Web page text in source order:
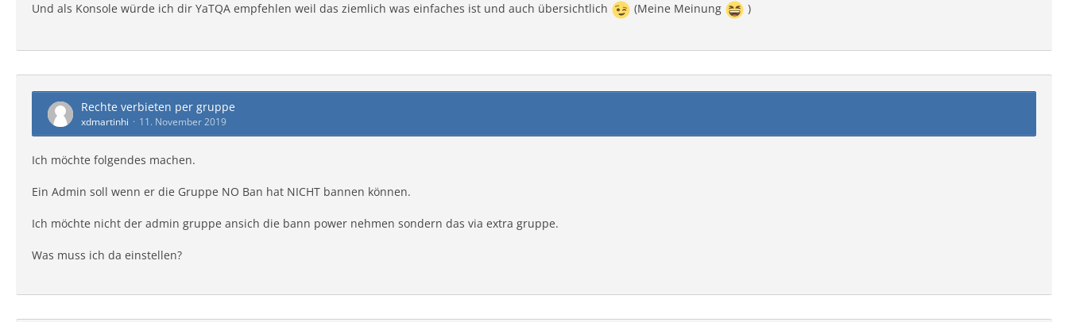
Und als Konsole würde ich dir YaTQA empfehlen weil das ziemlich was einfaches ist und auch übersichtlich (Meine Meinung )
Rechte verbieten per gruppe
xdmartinhi 11. November 2019
Ich möchte folgendes machen.
Ein Admin soll wenn er die Gruppe NO Ban hat NICHT bannen können.
Ich möchte nicht der admin gruppe ansich die bann power nehmen sondern das via extra gruppe.
Was muss ich da einstellen?